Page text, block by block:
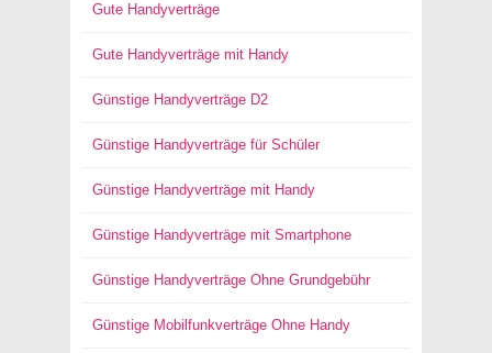
Gute Handyverträge
Gute Handyverträge mit Handy
Günstige Handyverträge D2
Günstige Handyverträge für Schüler
Günstige Handyverträge mit Handy
Günstige Handyverträge mit Smartphone
Günstige Handyverträge Ohne Grundgebühr
Günstige Mobilfunkverträge Ohne Handy